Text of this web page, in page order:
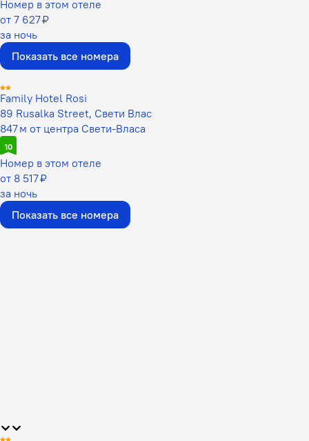
Номер в этом отеле
от 7 627 ₽
за ночь
Показать все номера
Family Hotel Rosi
89 Rusalka Street, Свети Влас
847 м от центра Свети-Власа
10
Номер в этом отеле
от 8 517 ₽
за ночь
Показать все номера